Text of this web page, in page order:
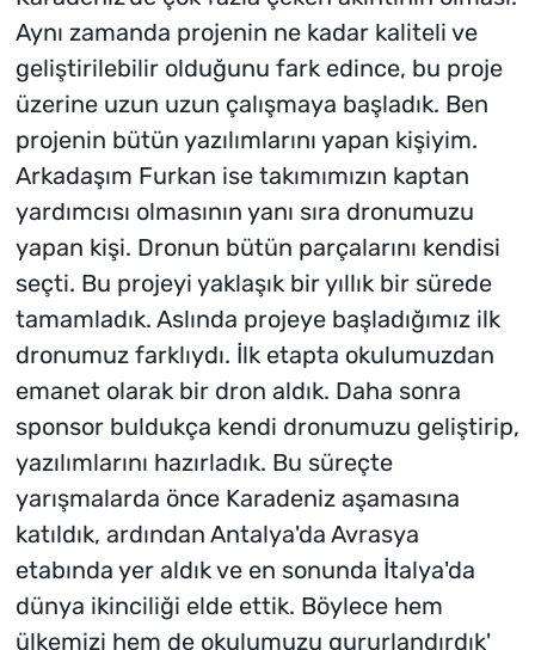
Aynı zamanda projenin ne kadar kaliteli ve
geliştirilebilir olduğunu fark edince, bu proje
üzerine uzun uzun çalışmaya başladık. Ben
projenin bütün yazılımlarını yapan kişiyim.
Arkadaşım Furkan ise takımımızın kaptan
yardımcısı olmasının yanı sıra dronumuzu
yapan kişi. Dronun bütün parçalarını kendisi
seçti. Bu projeyi yaklaşık bir yıllık bir sürede
tamamladık. Aslında projeye başladığımız ilk
dronumuz farklıydı. İlk etapta okulumuzdan
emanet olarak bir dron aldık. Daha sonra
sponsor buldukça kendi dronumuzu geliştirip,
yazılımlarını hazırladık. Bu süreçte
yarışmalarda önce Karadeniz aşamasına
katıldık, ardından Antalya'da Avrasya
etabında yer aldık ve en sonunda İtalya'da
dünya ikinciliği elde ettik. Böylece hem
ülkemizi hem de okulumuzu gururlandırdık'